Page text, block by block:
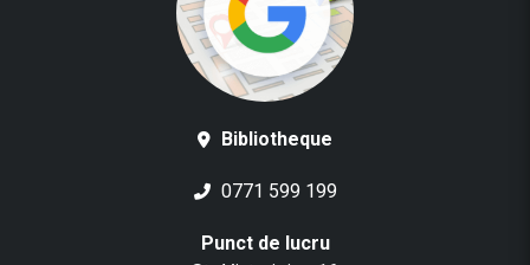
Bibliotheque
0771 599 199
Punct de lucru